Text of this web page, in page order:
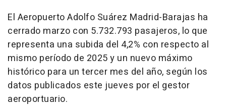
El Aeropuerto Adolfo Suárez Madrid-Barajas ha
cerrado marzo con 5.732.793 pasajeros, lo que
representa una subida del 4,2% con respecto al
mismo período de 2025 y un nuevo máximo
histórico para un tercer mes del año, según los
datos publicados este jueves por el gestor
aeroportuario.